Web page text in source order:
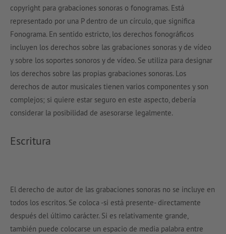
copyright para grabaciones sonoras o fonogramas. Está
representado por una P dentro de un círculo, que significa
Fonograma. En sentido estricto, los derechos fonográficos
incluyen los derechos sobre las grabaciones sonoras y de vídeo
y sobre los soportes sonoros y de vídeo. Se utiliza para designar
los derechos sobre las propias grabaciones sonoras. Los
derechos de autor musicales tienen varios componentes y son
complejos; si quiere estar seguro en este aspecto, debería
considerar la posibilidad de asesorarse legalmente.
Escritura
El derecho de autor de las grabaciones sonoras no se incluye en
todos los escritos. Se coloca -si está presente- directamente
después del último carácter. Si es relativamente grande,
también puede colocarse un espacio de media palabra entre